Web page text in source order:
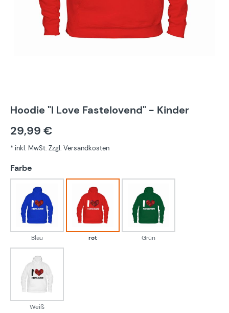
Hoodie "I Love Fastelovend" - Kinder
29,99 €
* inkl. MwSt. Zzgl. Versandkosten
Farbe
Blau
Blau
rot
rot
Grün
Grün
Weiß
Weiß